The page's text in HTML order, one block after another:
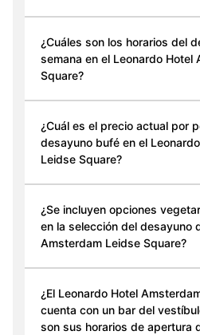
¿Cuáles son los horarios del
semana en el Leonardo Hotel
Square?
¿Cuál es el precio actual por
desayuno bufé en el
Leidse Square?
¿Se incluyen opciones
en la selección del desayuno
Amsterdam Leidse Square?
¿El Leonardo Hotel
cuenta con un bar del
son sus horarios de apertura